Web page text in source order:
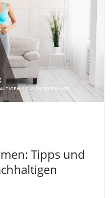
Tipps und